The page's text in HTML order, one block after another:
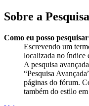
Sobre a Pesquisa
Como eu posso
Escrevendo um
localizada no índice
A pesquisa
“Pesquisa
páginas do fórum.
também do estilo